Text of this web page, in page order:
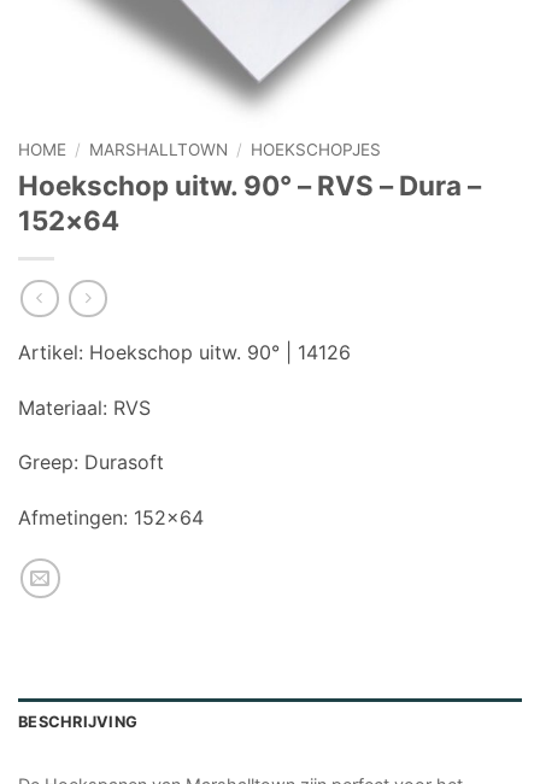
HOME / MARSHALLTOWN / HOEKSCHOPJES
Hoekschop uitw. 90° – RVS – Dura –
152×64
Artikel: Hoekschop uitw. 90° | 14126
Materiaal: RVS
Greep: Durasoft
Afmetingen: 152×64
BESCHRIJVING